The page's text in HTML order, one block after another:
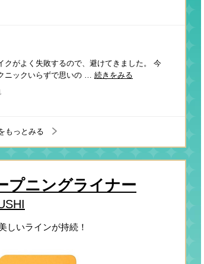
クがよく失敗するので、避けてきました。 今
ニックいらずで思いの … 続きをみる
もっとみる
プニングライナー
しいラインが持続！